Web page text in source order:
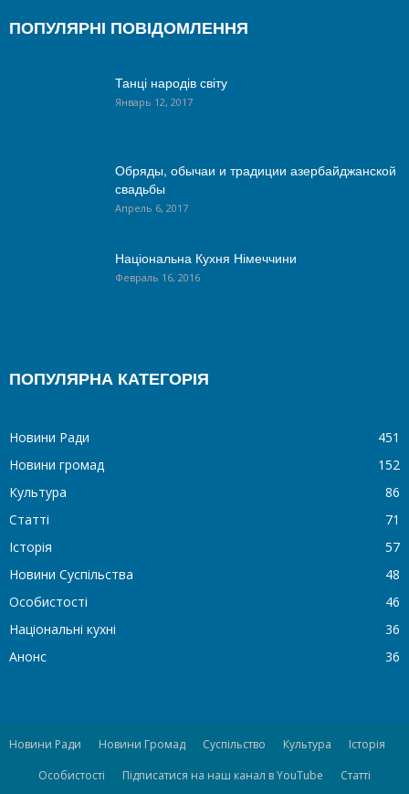
ПОПУЛЯРНІ ПОВІДОМЛЕННЯ
Танці народів світу
Январь 12, 2017
Обряды, обычаи и традиции азербайджанской
свадьбы
Апрель 6, 2017
Національна Кухня Німеччини
Февраль 16, 2016
ПОПУЛЯРНА КАТЕГОРІЯ
Новини Ради
451
Новини громад
152
Культура
86
Статті
71
Історія
57
Новини Суспільства
48
Особистості
46
Національні кухні
36
Анонс
36
Новини Ради Новини Громад Суспільство Культура
Історія
Особистості
Підписатися на наш канал в YouTube Статті